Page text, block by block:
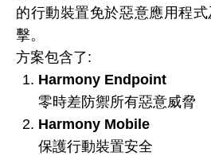
的行動裝置免於惡意應用程
擊。
方案包含了:
Harmony Endpoint
零時差防禦所有惡意威脅
Harmony Mobile
保護行動裝置安全